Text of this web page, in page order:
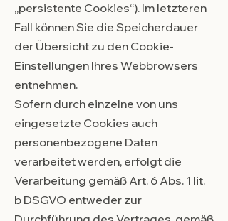
„persistente Cookies“). Im letzteren
Fall können Sie die Speicherdauer
der Übersicht zu den Cookie-
Einstellungen Ihres Webbrowsers
entnehmen.
Sofern durch einzelne von uns
eingesetzte Cookies auch
personenbezogene Daten
verarbeitet werden, erfolgt die
Verarbeitung gemäß Art. 6 Abs. 1 lit.
b DSGVO entweder zur